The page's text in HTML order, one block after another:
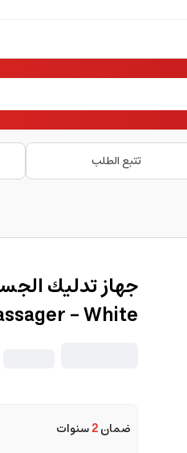
تتبع الطلب
جهاز تدليك
- White
ضمان2سنوات